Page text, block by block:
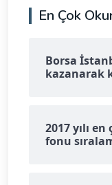
En Çok
Borsa
kazanarak
2017 yılı
fonu